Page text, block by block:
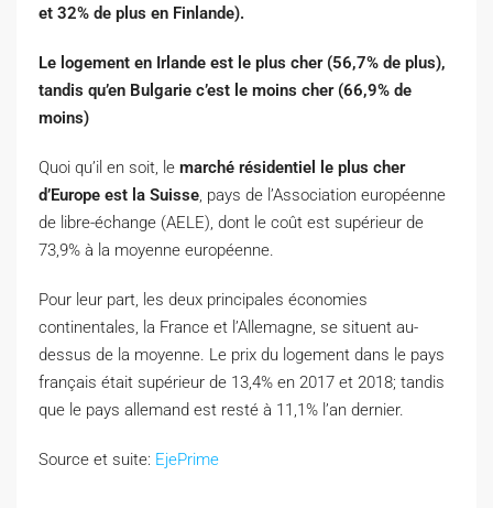
et 32% de plus en Finlande).
Le logement en Irlande est le plus cher (56,7% de plus),
tandis qu’en Bulgarie c’est le moins cher (66,9% de
moins)
Quoi qu’il en soit, le marché résidentiel le plus cher
d’Europe est la Suisse , pays de l’Association européenne
de libre-échange (AELE), dont le coût est supérieur de
73,9% à la moyenne européenne.
Pour leur part, les deux principales économies
continentales, la France et l’Allemagne, se situent au-
dessus de la moyenne. Le prix du logement dans le pays
français était supérieur de 13,4% en 2017 et 2018; tandis
que le pays allemand est resté à 11,1% l’an dernier.
Source et suite: EjePrime